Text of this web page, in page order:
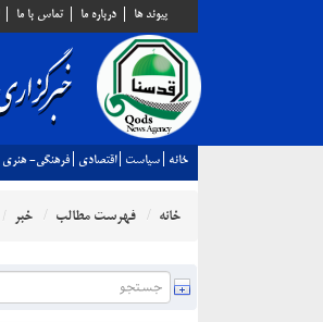
پيوند ها درباره ما تماس با ما
خانه سياست اقتصادي فرهنگي- هنري
خانه فهرست مطالب خبر